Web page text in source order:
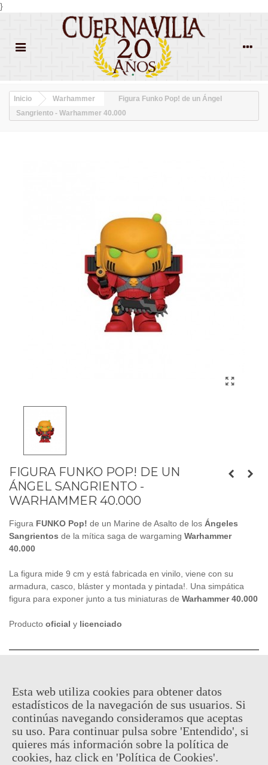
}
Inicio Warhammer
Figura Funko Pop! de un Ángel
Sangriento - Warhammer 40.000
FIGURA FUNKO POP! DE UN
ÁNGEL SANGRIENTO -
WARHAMMER 40.000
Figura FUNKO Pop! de un Marine de Asalto de los Ángeles
Sangrientos de la mítica saga de wargaming Warhammer
40.000
La figura mide 9 cm y está fabricada en vinilo, viene con su
armadura, casco, bláster y montada y pintada!. Una simpática
figura para exponer junto a tus miniaturas de Warhammer 40.000
Producto oficial y licenciado
En stock, envío en 24/48h
-
Añadir Al Carrito
Esta web utiliza cookies para obtener datos
estadísticos de la navegación de sus usuarios. Si
continúas navegando consideramos que aceptas
su uso. Para continuar pulsa sobre 'Entendido', si
quieres más información sobre la política de
cookies, haz click en 'Política de Cookies'.